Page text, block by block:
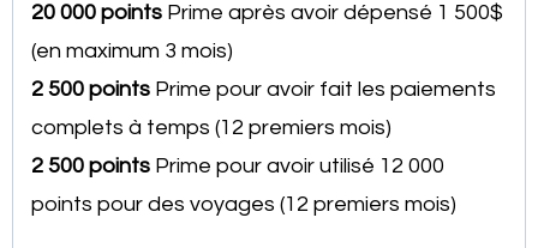
20 000 points Prime après avoir dépensé 1 500$
(en maximum 3 mois)
2 500 points Prime pour avoir fait les paiements
complets à temps (12 premiers mois)
2 500 points Prime pour avoir utilisé 12 000
points pour des voyages (12 premiers mois)